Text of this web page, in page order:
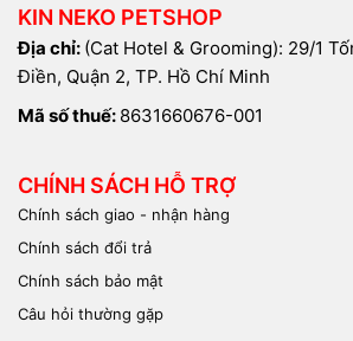
KIN NEKO PETSHOP
Địa chỉ: (Cat Hotel & Grooming): 29/1
Điền, Quận 2, TP. Hồ Chí Minh
Mã số thuế: 8631660676-001
CHÍNH SÁCH HỖ TRỢ
Chính sách giao - nhận hàng
Chính sách đổi trả
Chính sách bảo mật
Câu hỏi thường gặp